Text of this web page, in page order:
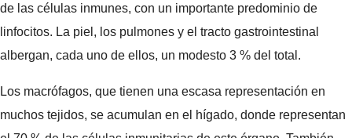
de las células inmunes, con un importante predominio de
linfocitos. La piel, los pulmones y el tracto gastrointestinal
albergan, cada uno de ellos, un modesto 3 % del total.
Los macrófagos, que tienen una escasa representación en
muchos tejidos, se acumulan en el hígado, donde representan